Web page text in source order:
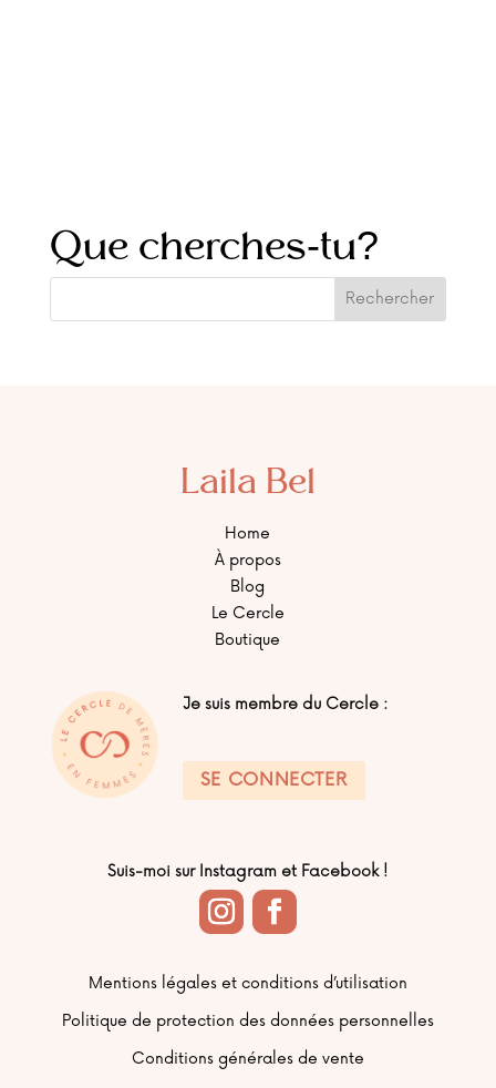
Que cherches-tu?
Laila Bel
Home
À propos
Blog
Le Cercle
Boutique
Je suis membre du Cercle :
SE CONNECTER
Suis-moi sur Instagram et Facebook !
Mentions légales et conditions d’utilisation
Politique de protection des données personnelles
Conditions générales de vente